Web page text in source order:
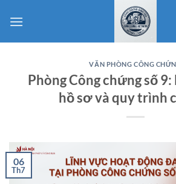
qua
VĂN PHÒNG CÔNG
Phòng Công chứng số
hồ sơ và quy trình
06
Th7